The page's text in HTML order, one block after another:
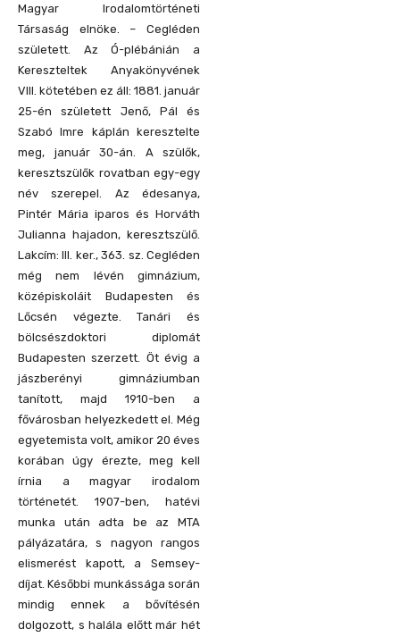
Magyar Irodalomtörténeti
Társaság elnöke. – Cegléden
született. Az Ó-plébánián a
Kereszteltek Anyakönyvének
VIII. kötetében ez áll: 1881. január
25-én született Jenő, Pál és
Szabó Imre káplán keresztelte
meg, január 30-án. A szülők,
keresztszülők rovatban egy-egy
név szerepel. Az édesanya,
Pintér Mária iparos és Horváth
Julianna hajadon, keresztszülő.
Lakcím: III. ker., 363. sz. Cegléden
még nem lévén gimnázium,
középiskoláit Budapesten és
Lőcsén végezte. Tanári és
bölcsészdoktori diplomát
Budapesten szerzett. Öt évig a
jászberényi gimnáziumban
tanított, majd 1910-ben a
fővárosban helyezkedett el. Még
egyetemista volt, amikor 20 éves
korában úgy érezte, meg kell
írnia a magyar irodalom
történetét. 1907-ben, hatévi
munka után adta be az MTA
pályázatára, s nagyon rangos
elismerést kapott, a Semsey-
díjat. Későbbi munkássága során
mindig ennek a bővítésén
dolgozott, s halála előtt már hét